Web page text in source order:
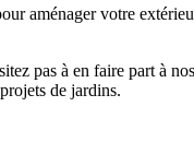
aménager votre
pas à en faire part à
de jardins.